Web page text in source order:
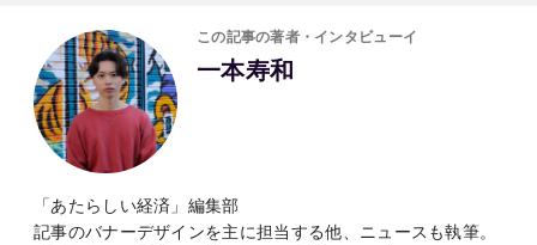
この記事の著者・インタビューイ
一本寿和
「あたらしい経済」編集部
記事のバナーデザインを主に担当する他、ニュースも執筆。